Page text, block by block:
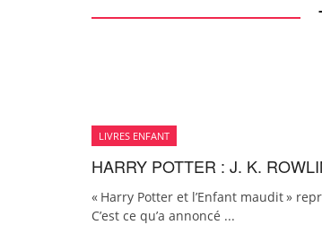
LIVRES ENFANT
HARRY POTTER : J. K.
« Harry Potter et l’Enfant maudit »
C’est ce qu’a annoncé ...